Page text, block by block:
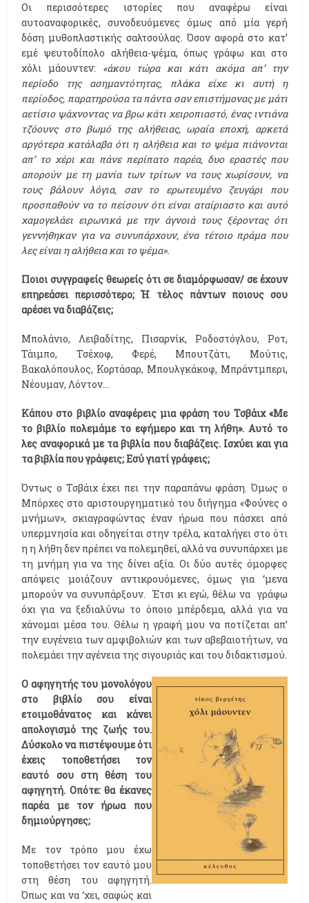
Οι περισσότερες ιστορίες που αναφέρω είναι
αυτοαναφορικές, συνοδευόμενες όμως από μία γερή
δόση μυθοπλαστικής σαλτσούλας. Όσον αφορά στο κατ’
εμέ ψευτοδίπολο αλήθεια-ψέμα, όπως γράφω και στο
χόλι μάουντεν: «άκου τώρα και κάτι ακόμα απ’ την
περίοδο της ασημαντότητας, πλάκα είχε κι αυτή η
περίοδος, παρατηρούσα τα πάντα σαν επιστήμονας με μάτι
αετίσιο ψάχνοντας να βρω κάτι χειροπιαστό, ένας ιντιάνα
τζόουνς στο βωμό της αλήθειας, ωραία εποχή, αρκετά
αργότερα κατάλαβα ότι η αλήθεια και το ψέμα πιάνονται
απ’ το χέρι και πάνε περίπατο παρέα, δυο εραστές που
απορούν με τη μανία των τρίτων να τους χωρίσουν, να
τους βάλουν λόγια, σαν το ερωτευμένο ζευγάρι που
προσπαθούν να το πείσουν ότι είναι αταίριαστο και αυτό
χαμογελάει ειρωνικά με την άγνοιά τους ξέροντας ότι
γεννήθηκαν για να συνυπάρχουν, ένα τέτοιο πράμα που
λες είναι η αλήθεια και το ψέμα».
Ποιοι συγγραφείς θεωρείς ότι σε διαμόρφωσαν/ σε έχουν
επηρεάσει περισσότερο; Ή τέλος πάντων ποιους σου
αρέσει να διαβάζεις;
Μπολάνιο, Λειβαδίτης, Πισαρνίκ, Ροδοστόγλου, Ροτ,
Τάιμπο, Τσέχοφ, Φερέ, Μπουτζάτι, Μούτις,
Βακαλόπουλος, Κορτάσαρ, Μπουλγκάκοφ, Μπράντμπερι,
Νέουμαν, Λόντον...
Κάπου στο βιβλίο αναφέρεις μια φράση του Τσβάιχ «Με
το βιβλίο πολεμάμε το εφήμερο και τη λήθη». Αυτό το
λες αναφορικά με τα βιβλία που διαβάζεις. Ισχύει και για
τα βιβλία που γράφεις; Εσύ γιατί γράφεις;
Όντως ο Τσβάιχ έχει πει την παραπάνω φράση. Όμως ο
Μπόρχες στο αριστουργηματικό του διήγημα «Φούνες ο
μνήμων», σκιαγραφώντας έναν ήρωα που πάσχει από
υπερμνησία και οδηγείται στην τρέλα, καταλήγει στο ότι
η η λήθη δεν πρέπει να πολεμηθεί, αλλά να συνυπάρχει με
τη μνήμη για να της δίνει αξία. Οι δύο αυτές όμορφες
απόψεις μοιάζουν αντικρουόμενες, όμως για ‘μενα
μπορούν να συνυπάρξουν. Έτσι κι εγώ, θέλω να γράφω
όχι για να ξεδιαλύνω το όποιο μπέρδεμα, αλλά για να
χάνομαι μέσα του. Θέλω η γραφή μου να ποτίζεται απ’
την ευγένεια των αμφιβολιών και των αβεβαιοτήτων, να
πολεμάει την αγένεια της σιγουριάς και του διδακτισμού.
Ο αφηγητής του μονολόγου
στο βιβλίο σου είναι
ετοιμοθάνατος και κάνει
απολογισμό της ζωής του.
Δύσκολο να πιστέψουμε ότι
έχεις τοποθετήσει τον
εαυτό σου στη θέση του
αφηγητή. Οπότε: θα έκανες
παρέα με τον ήρωα που
δημιούργησες;
Με τον τρόπο μου έχω
τοποθετήσει τον εαυτό μου
στη θέση του αφηγητή.
Όπως και να ‘χει, σαφώς και